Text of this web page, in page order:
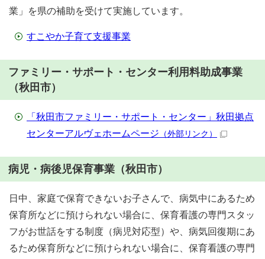
業」を県の補助を受けて実施しています。
すこやか子育て支援事業
ファミリー・サポート・センター利用料助成事業
（秋田市）
「秋田市ファミリー・サポート・センター」秋田拠点
センターアルヴェホームページ （外部リンク）
病児・病後児保育事業（秋田市）
日中、家庭で保育できないお子さんで、病気中にあるため
保育所などに預けられない場合に、保育看護の専門スタッ
フがお世話をする制度（病児対応型）や、病気回復期にあ
るため保育所などに預けられない場合に、保育看護の専門